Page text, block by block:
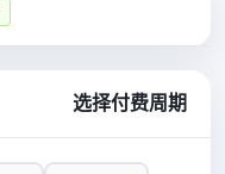
选择付费周期